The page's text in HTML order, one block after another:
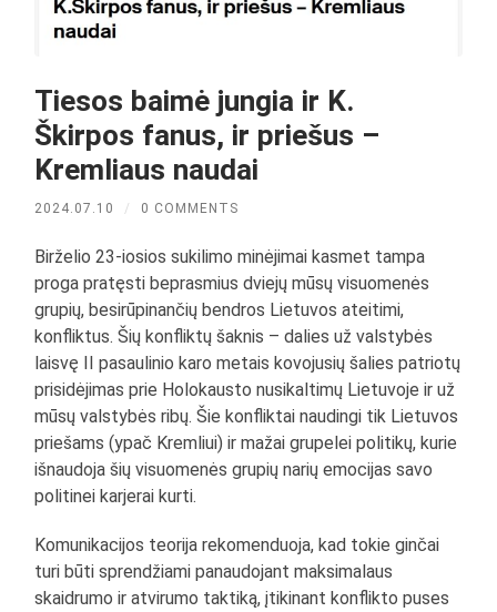
Tiesos baimė jungia ir K.
Škirpos fanus, ir priešus –
Kremliaus naudai
2024.07.10 / 0 COMMENTS
Birželio 23-iosios sukilimo minėjimai kasmet tampa
proga pratęsti beprasmius dviejų mūsų visuomenės
grupių, besirūpinančių bendros Lietuvos ateitimi,
konfliktus. Šių konfliktų šaknis – dalies už valstybės
laisvę II pasaulinio karo metais kovojusių šalies patriotų
prisidėjimas prie Holokausto nusikaltimų Lietuvoje ir už
mūsų valstybės ribų. Šie konfliktai naudingi tik Lietuvos
priešams (ypač Kremliui) ir mažai grupelei politikų, kurie
išnaudoja šių visuomenės grupių narių emocijas savo
politinei karjerai kurti.
Komunikacijos teorija rekomenduoja, kad tokie ginčai
turi būti sprendžiami panaudojant maksimalaus
skaidrumo ir atvirumo taktiką, įtikinant konflikto puses